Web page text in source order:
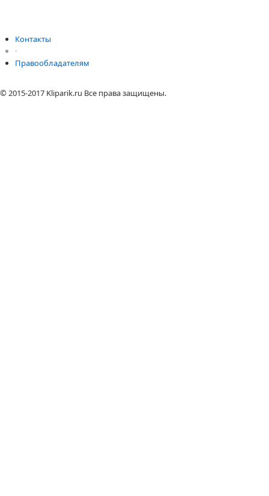
Контакты
·
Правообладателям
© 2015-2017 Kliparik.ru Все права защищены.